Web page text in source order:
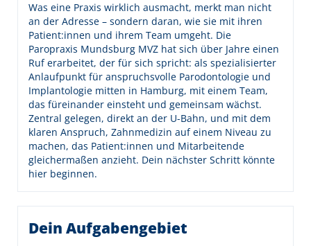
Was eine Praxis wirklich ausmacht, merkt man nicht
an der Adresse – sondern daran, wie sie mit ihren
Patient:innen und ihrem Team umgeht. Die
Paropraxis Mundsburg MVZ hat sich über Jahre einen
Ruf erarbeitet, der für sich spricht: als spezialisierter
Anlaufpunkt für anspruchsvolle Parodontologie und
Implantologie mitten in Hamburg, mit einem Team,
das füreinander einsteht und gemeinsam wächst.
Zentral gelegen, direkt an der U-Bahn, und mit dem
klaren Anspruch, Zahnmedizin auf einem Niveau zu
machen, das Patient:innen und Mitarbeitende
gleichermaßen anzieht. Dein nächster Schritt könnte
hier beginnen.
Dein Aufgabengebiet